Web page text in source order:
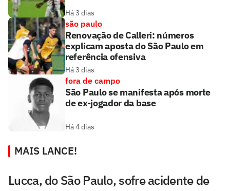
Há 3 dias
são paulo
Renovação de Calleri: números
explicam aposta do São Paulo em
referência ofensiva
Há 3 dias
fora de campo
São Paulo se manifesta após morte
de ex-jogador da base
Há 4 dias
MAIS LANCE!
Lucca, do São Paulo, sofre acidente de